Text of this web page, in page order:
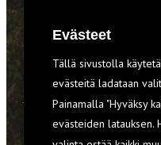
Evästeet
Tällä sivustolla
evästeitä ladataan
Painamalla "Hyväksy
evästeiden latauksen.